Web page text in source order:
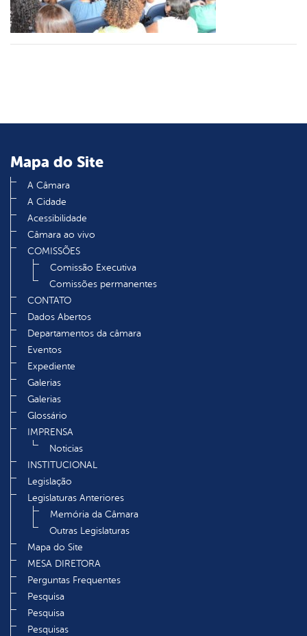
Mapa do Site
A Câmara
A Cidade
Acessibilidade
Câmara ao vivo
COMISSÕES
Comissão Executiva
Comissões permanentes
CONTATO
Dados Abertos
Departamentos da câmara
Eventos
Expediente
Galerias
Galerias
Glossário
IMPRENSA
Noticias
INSTITUCIONAL
Legislação
Legislaturas Anteriores
Memória da Câmara
Outras Legislaturas
Mapa do Site
MESA DIRETORA
Perguntas Frequentes
Pesquisa
Pesquisa
Pesquisas